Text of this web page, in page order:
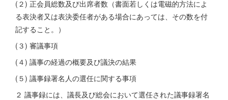
(２) 正会員総数及び出席者数（書面若しくは電磁的方法によ
る表決者又は表決委任者がある場合にあっては、その数を付
記すること。）
(３) 審議事項
(４) 議事の経過の概要及び議決の結果
(５) 議事録署名人の選任に関する事項
２ 議事録には、議長及び総会において選任された議事録署名